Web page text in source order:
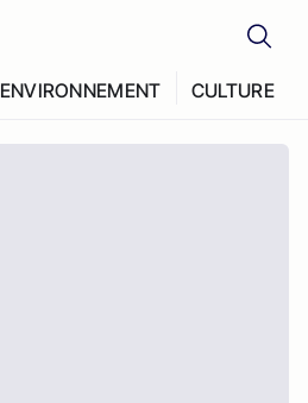
ENVIRONNEMENT CULTURE